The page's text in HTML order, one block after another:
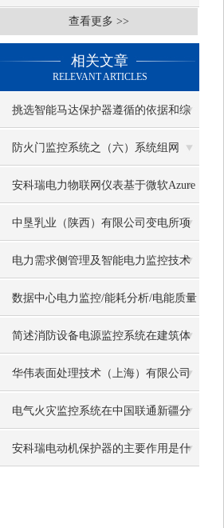
查看更多 >>
相关文章
RELEVANT ARTICLES
挑选智能马达保护器遵循的依据和综
合考虑因素
防火门监控系统之（六）系统组网
安科瑞电力物联网仪表基于微软Azure
对接海外电力平台
中垦乳业（陕西）有限公司变电所项
目电力监控系统的设计及应用
电力需求侧管理及智能电力监控技术
在石油化工行业错峰限电中应用
数据中心电力监控/能耗分析/电能质量
监测治理
简述消防设备电源监控系统在建筑体
系中的设计
华伟表面处理技术（上海）有限公司
电力监控系统的设计与应用
电气火灾监控系统在中国联通新疆分
公司经济开发区核心机房楼项目的应
安科瑞电动机保护器的主要作用是什